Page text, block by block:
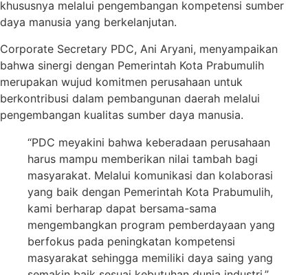
khususnya melalui pengembangan kompetensi sumber
daya manusia yang berkelanjutan.
Corporate Secretary PDC, Ani Aryani, menyampaikan
bahwa sinergi dengan Pemerintah Kota Prabumulih
merupakan wujud komitmen perusahaan untuk
berkontribusi dalam pembangunan daerah melalui
pengembangan kualitas sumber daya manusia.
“PDC meyakini bahwa keberadaan perusahaan
harus mampu memberikan nilai tambah bagi
masyarakat. Melalui komunikasi dan kolaborasi
yang baik dengan Pemerintah Kota Prabumulih,
kami berharap dapat bersama-sama
mengembangkan program pemberdayaan yang
berfokus pada peningkatan kompetensi
masyarakat sehingga memiliki daya saing yang